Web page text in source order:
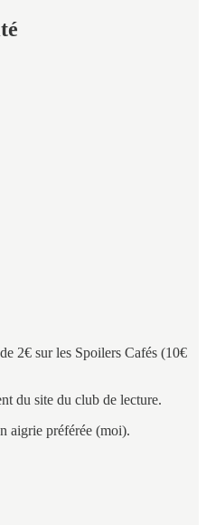
2€ sur les Spoilers Cafés (10€
du site du club de lecture.
aigrie préférée (moi).